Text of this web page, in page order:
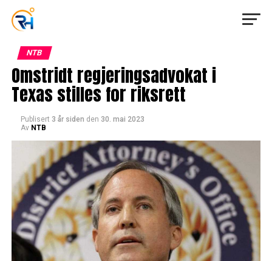
NTB
Omstridt regjeringsadvokat i
Texas stilles for riksrett
Publisert 3 år siden den 30. mai 2023
Av NTB